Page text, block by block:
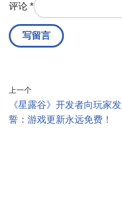
评论 *
上一个
《星露谷》开发者向玩家发
誓：游戏更新永远免费！